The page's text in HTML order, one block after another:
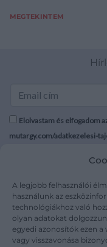
A legjobb felhasználói
használunk az
technológiákhoz való
olyan adatokat
egyedi azonosítók ezen
vagy visszavonása
MEGTEKINTEM
Elolvastam és elfogadom
mutargy.com/adatkezelesi-
Médiaajánlat
Karrier
Kapcsolat